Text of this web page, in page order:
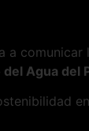
a
Agua del